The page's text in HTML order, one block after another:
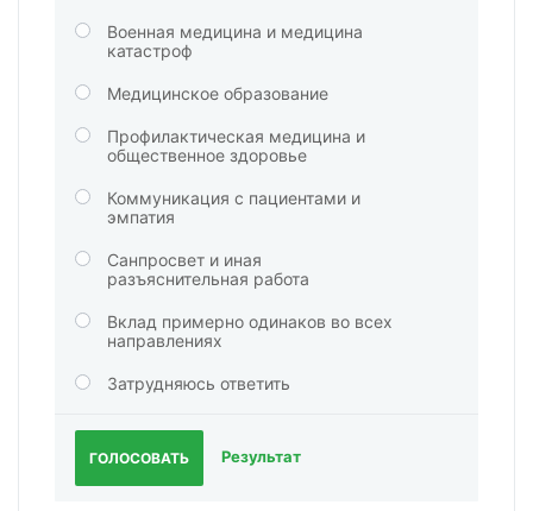
Военная медицина и медицина
катастроф
Медицинское образование
Профилактическая медицина и
общественное здоровье
Коммуникация с пациентами и
эмпатия
Санпросвет и иная
разъяснительная работа
Вклад примерно одинаков во всех
направлениях
Затрудняюсь ответить
ГОЛОСОВАТЬ Результат